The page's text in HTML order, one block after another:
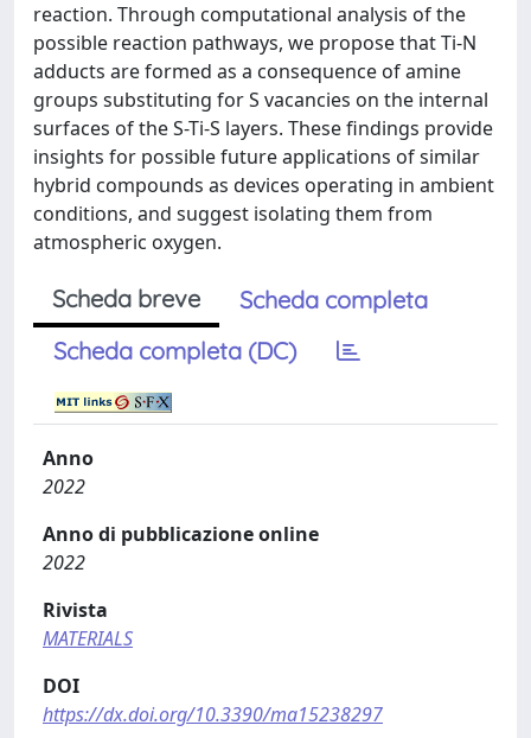
reaction. Through computational analysis of the
possible reaction pathways, we propose that Ti-N
adducts are formed as a consequence of amine
groups substituting for S vacancies on the internal
surfaces of the S-Ti-S layers. These findings provide
insights for possible future applications of similar
hybrid compounds as devices operating in ambient
conditions, and suggest isolating them from
atmospheric oxygen.
Scheda breve
Scheda completa
Scheda completa (DC)
Anno
2022
Anno di pubblicazione online
2022
Rivista
MATERIALS
DOI
https://dx.doi.org/10.3390/ma15238297